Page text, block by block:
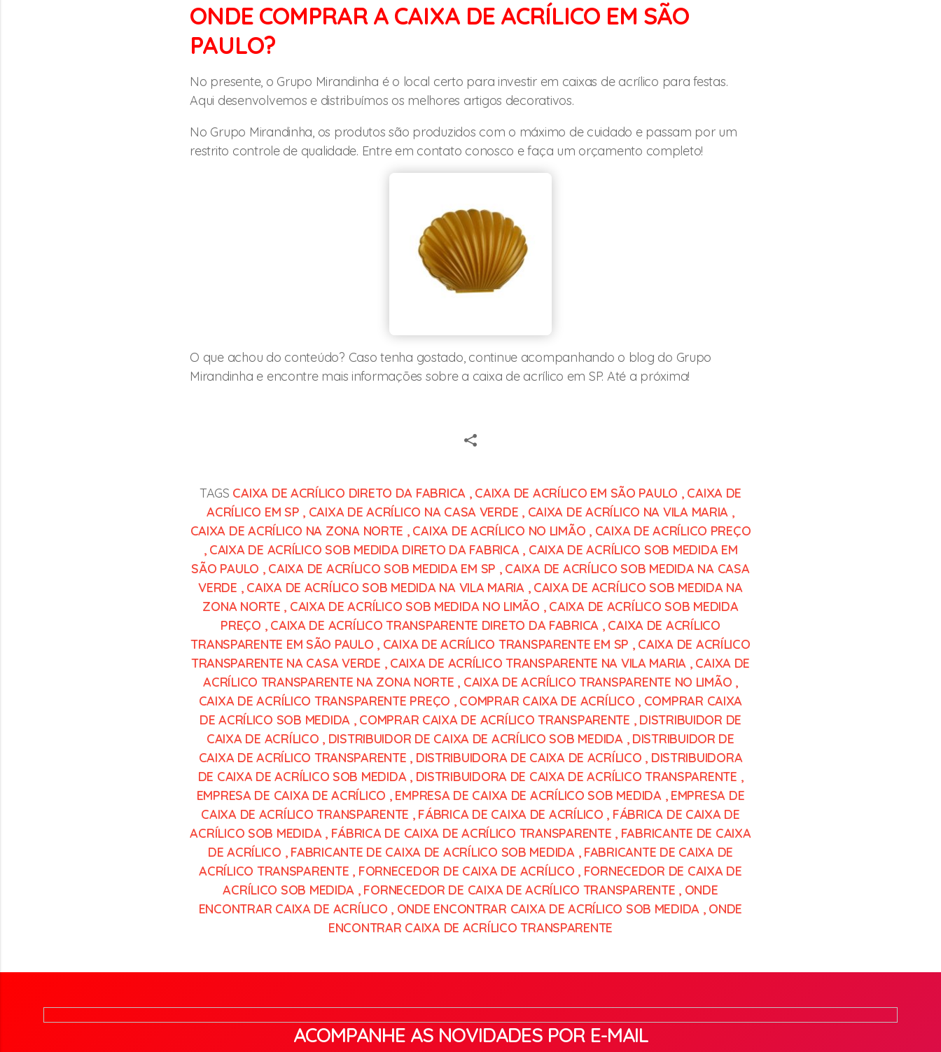
ONDE COMPRAR A CAIXA DE ACRÍLICO EM SÃO
PAULO?
No presente, o Grupo Mirandinha é o local certo para investir em caixas de acrílico para festas.
Aqui desenvolvemos e distribuímos os melhores artigos decorativos.
No Grupo Mirandinha, os produtos são produzidos com o máximo de cuidado e passam por um
restrito controle de qualidade. Entre em contato conosco e faça um orçamento completo!
O que achou do conteúdo? Caso tenha gostado, continue acompanhando o blog do Grupo
Mirandinha e encontre mais informações sobre a caixa de acrílico em SP. Até a próxima!
TAGS CAIXA DE ACRÍLICO DIRETO DA FABRICA , CAIXA DE ACRÍLICO EM SÃO PAULO , CAIXA DE
ACRÍLICO EM SP , CAIXA DE ACRÍLICO NA CASA VERDE , CAIXA DE ACRÍLICO NA VILA MARIA ,
CAIXA DE ACRÍLICO NA ZONA NORTE , CAIXA DE ACRÍLICO NO LIMÃO , CAIXA DE ACRÍLICO PREÇO
, CAIXA DE ACRÍLICO SOB MEDIDA DIRETO DA FABRICA, CAIXA DE ACRÍLICO SOB MEDIDA EM
SÃO PAULO , CAIXA DE ACRÍLICO SOB MEDIDA EM SP , CAIXA DE ACRÍLICO SOB MEDIDA NA CASA
VERDE , CAIXA DE ACRÍLICO SOB MEDIDA NA VILA MARIA, CAIXA DE ACRÍLICO SOB MEDIDA NA
ZONA NORTE , CAIXA DE ACRÍLICO SOB MEDIDA NO LIMÃO , CAIXA DE ACRÍLICO SOB MEDIDA
PREÇO , CAIXA DE ACRÍLICO TRANSPARENTE DIRETO DA FABRICA , CAIXA DE ACRÍLICO
TRANSPARENTE EM SÃO PAULO , CAIXA DE ACRÍLICO TRANSPARENTE EM SP , CAIXA DE ACRÍLICO
TRANSPARENTE NA CASA VERDE , CAIXA DE ACRÍLICO TRANSPARENTE NA VILA MARIA , CAIXA DE
ACRÍLICO TRANSPARENTE NA ZONA NORTE , CAIXA DE ACRÍLICO TRANSPARENTE NO LIMÃO ,
CAIXA DE ACRÍLICO TRANSPARENTE PREÇO , COMPRAR CAIXA DE ACRÍLICO , COMPRAR CAIXA
DE ACRÍLICO SOB MEDIDA, COMPRAR CAIXA DE ACRÍLICO TRANSPARENTE , DISTRIBUIDOR DE
CAIXA DE ACRÍLICO , DISTRIBUIDOR DE CAIXA DE ACRÍLICO SOB MEDIDA, DISTRIBUIDOR DE
CAIXA DE ACRÍLICO TRANSPARENTE , DISTRIBUIDORA DE CAIXA DE ACRÍLICO , DISTRIBUIDORA
DE CAIXA DE ACRÍLICO SOB MEDIDA, DISTRIBUIDORA DE CAIXA DE ACRÍLICO TRANSPARENTE ,
EMPRESA DE CAIXA DE ACRÍLICO , EMPRESA DE CAIXA DE ACRÍLICO SOB MEDIDA, EMPRESA DE
CAIXA DE ACRÍLICO TRANSPARENTE , FÁBRICA DE CAIXA DE ACRÍLICO , FÁBRICA DE CAIXA DE
ACRÍLICO SOB MEDIDA, FÁBRICA DE CAIXA DE ACRÍLICO TRANSPARENTE , FABRICANTE DE CAIXA
DE ACRÍLICO , FABRICANTE DE CAIXA DE ACRÍLICO SOB MEDIDA, FABRICANTE DE CAIXA DE
ACRÍLICO TRANSPARENTE , FORNECEDOR DE CAIXA DE ACRÍLICO , FORNECEDOR DE CAIXA DE
ACRÍLICO SOB MEDIDA , FORNECEDOR DE CAIXA DE ACRÍLICO TRANSPARENTE , ONDE
ENCONTRAR CAIXA DE ACRÍLICO , ONDE ENCONTRAR CAIXA DE ACRÍLICO SOB MEDIDA , ONDE
ENCONTRAR CAIXA DE ACRÍLICO TRANSPARENTE
ACOMPANHE AS NOVIDADES POR E-MAIL